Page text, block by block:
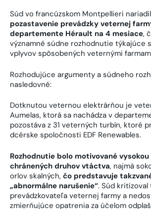
Súd vo francúzskom Montpellieri nariadil
pozastavenie prevádzky veternej
departemente Hérault na 4 mesiace,
významné súdne rozhodnutie týkajúce
vplyvov spôsobených veternými
Rozhodujúce argumenty a súdneho
nasledovné:
Dotknutou veternou elektrárňou je
Aumelas, ktorá sa nachádza v
pozostáva z 31 veterných turbín, ktoré
dcérske spoločnosti EDF Renewables.
Rozhodnutie bolo motivované
chránených druhov vtáctva, najmä
orlov skalných, čo predstavuje
„abnormálne narušenie“. Súd
prevádzkovateľa veternej farmy a
zmierňujúce opatrenia za účelom